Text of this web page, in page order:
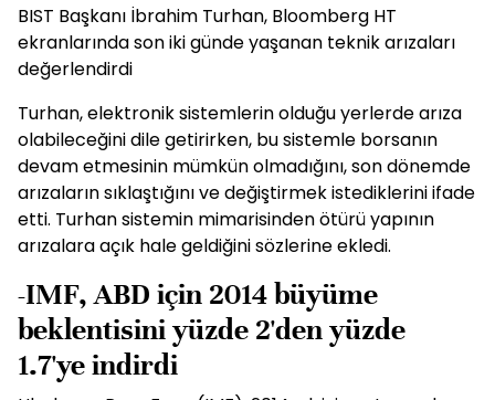
BIST Başkanı İbrahim Turhan, Bloomberg HT
ekranlarında son iki günde yaşanan teknik arızaları
değerlendirdi
Turhan, elektronik sistemlerin olduğu yerlerde arıza
olabileceğini dile getirirken, bu sistemle borsanın
devam etmesinin mümkün olmadığını, son dönemde
arızaların sıklaştığını ve değiştirmek istediklerini ifade
etti. Turhan sistemin mimarisinden ötürü yapının
arızalara açık hale geldiğini sözlerine ekledi.
-IMF, ABD için 2014 büyüme
beklentisini yüzde 2'den yüzde
1.7'ye indirdi